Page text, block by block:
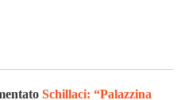
Schillaci: “Palazzina